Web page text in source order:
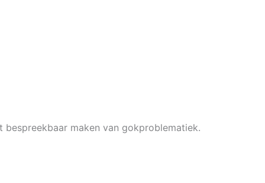
maken van gokproblematiek.